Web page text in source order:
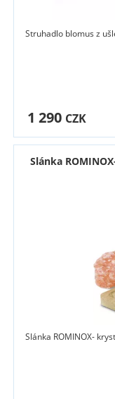
Struhadlo blomus z
1 290 CZK
Slánka
Slánka ROMINOX-